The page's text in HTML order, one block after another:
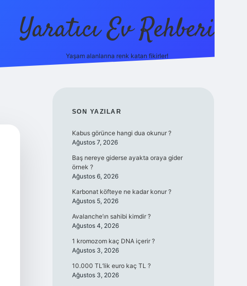
Yaratıcı Ev Rehberi
Yaşam alanlarına renk katan fikirler!
SIDEBAR
SON YAZILAR
Kabus görünce hangi dua okunur ?
Ağustos 7, 2026
Baş nereye giderse ayakta oraya gider
örnek ?
Ağustos 6, 2026
Karbonat köfteye ne kadar konur ?
Ağustos 5, 2026
Avalanche’ın sahibi kimdir ?
Ağustos 4, 2026
1 kromozom kaç DNA içerir ?
Ağustos 3, 2026
10.000 TL’lik euro kaç TL ?
Ağustos 3, 2026